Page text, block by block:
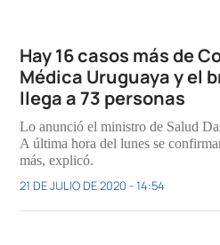
Hay 16 casos más de
Médica Uruguaya y el
llega a 73 personas
Lo anunció el ministro de Salud
A última hora del lunes se
más, explicó.
21 DE JULIO DE 2020 - 14:54